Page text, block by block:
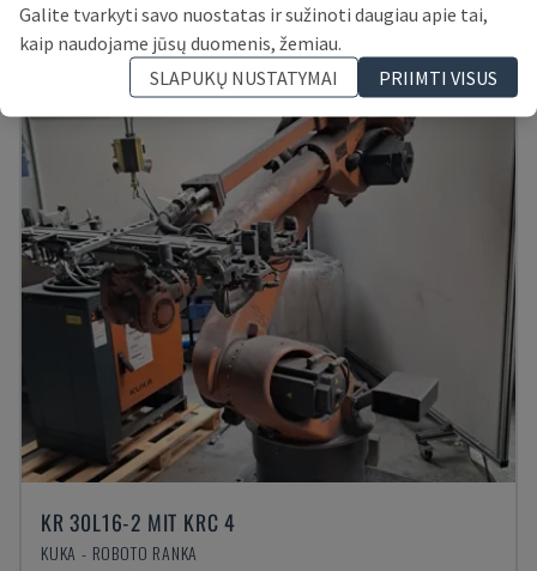
KR 30L16-2 MIT KRC 4
KUKA - ROBOTO RANKA
Galite tvarkyti savo nuostatas ir sužinoti daugiau apie tai,
kaip naudojame jūsų duomenis, žemiau.
SLAPUKŲ NUSTATYMAI
PRIIMTI VISUS